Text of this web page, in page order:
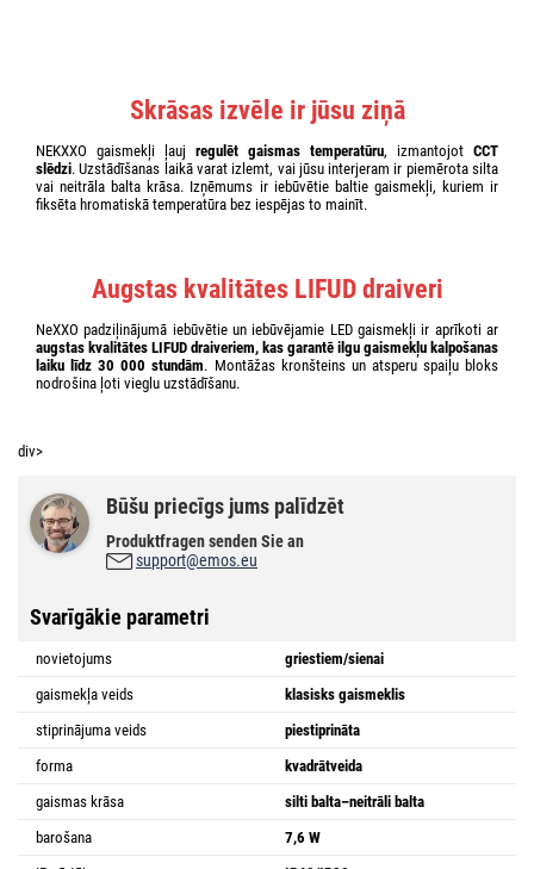
Skrāsas izvēle ir jūsu ziņā
NEKXXO gaismekļi ļauj regulēt gaismas temperatūru, izmantojot CCT
slēdzi. Uzstādīšanas laikā varat izlemt, vai jūsu interjeram ir piemērota silta
vai neitrāla balta krāsa. Izņēmums ir iebūvētie baltie gaismekļi, kuriem ir
fiksēta hromatiskā temperatūra bez iespējas to mainīt.
Augstas kvalitātes LIFUD draiveri
NeXXO padziļinājumā iebūvētie un iebūvējamie LED gaismekļi ir aprīkoti ar
augstas kvalitātes LIFUD draiveriem, kas garantē ilgu gaismekļu kalpošanas
laiku līdz 30 000 stundām. Montāžas kronšteins un atsperu spaiļu bloks
nodrošina ļoti vieglu uzstādīšanu.
div>
Būšu priecīgs jums palīdzēt
Produktfragen senden Sie an
support@emos.eu
Svarīgākie parametri
novietojums
griestiem/sienai
gaismekļa veids
klasisks gaismeklis
stiprinājuma veids
piestiprināta
forma
kvadrātveida
gaismas krāsa
silti balta–neitrāli balta
barošana
7,6 W